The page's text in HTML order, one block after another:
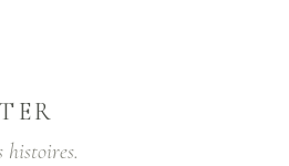
histoires.